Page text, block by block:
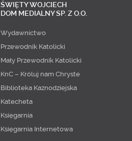
ŚWIĘTY WOJCIECH
DOM MEDIALNY SP. Z O.O.
Wydawnictwo
Przewodnik Katolicki
Mały Przewodnik Katolicki
KnC – Króluj nam Chryste
Biblioteka Kaznodziejska
Katecheta
Księgarnia
Księgarnia Internetowa